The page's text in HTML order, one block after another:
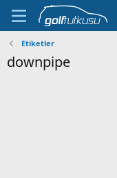
Etiketler
downpipe